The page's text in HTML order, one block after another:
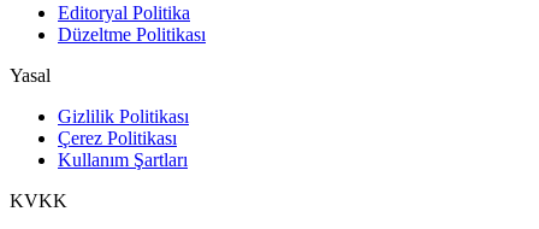
Editoryal Politika
Düzeltme Politikası
Yasal
Gizlilik Politikası
Çerez Politikası
Kullanım Şartları
KVKK